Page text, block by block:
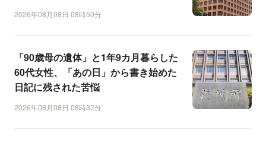
2026年08月08日 08時50分
「90歳母の遺体」と1年9カ月暮らした
60代女性、「あの日」から書き始めた
日記に残された苦悩
2026年08月08日 08時37分